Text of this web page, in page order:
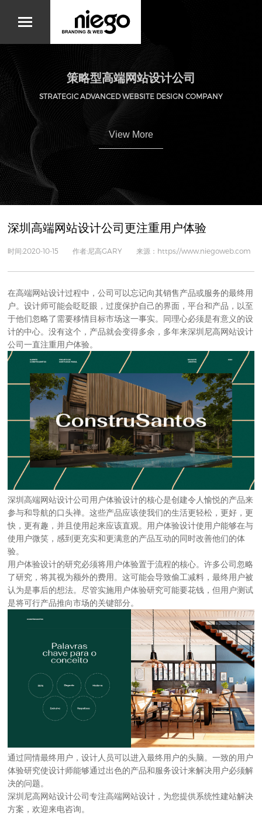
策略型高端网站设计公司
STRATEGIC ADVANCED WEBSITE DESIGN COMPANY
View More
深圳高端网站设计公司更注重用户体验
时间:2020-10-15 作者:尼高GARY 来源：https://www.niegoweb.com
在高端网站设计过程中，公司可以忘记向其销售产品或服务的最终用
户。设计师可能会眨眨眼，过度保护自己的界面，平台和产品，以至
于他们忽略了需要移情目标市场这一事实。同理心必须是有意义的设
计的中心。没有这个，产品就会变得多余，多年来深圳尼高网站设计
公司一直注重用户体验。
深圳高端网站设计公司 用户体验设计的核心是创建令人愉悦的产品来
参与和导航的口头禅。这些产品应该使我们的生活更轻松，更好，更
快，更有趣，并且使用起来应该直观。用户体验设计使用户能够在与
使用户微笑，感到更充实和更满意的产品互动的同时改善他们的体
验。
用户体验设计的研究必须将用户体验置于流程的核心。许多公司忽略
了研究，将其视为额外的费用。这可能会导致偷工减料，最终用户被
认为是事后的想法。尽管实施用户体验研究可能要花钱，但用户测试
是将可行产品推向市场的关键部分。
通过同情最终用户，设计人员可以进入最终用户的头脑。一致的用户
体验研究使设计师能够通过出色的产品和服务设计来解决用户必须解
决的问题。
深圳尼高网站设计公司专注高端网站设计 ，为您提供系统性建站解决
方案，欢迎来电咨询。